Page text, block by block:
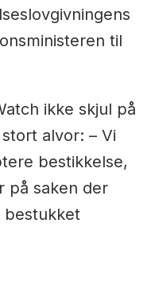
til
ikke skjul på
alvor: – Vi
bestikkelse,
på saken der
bestukket